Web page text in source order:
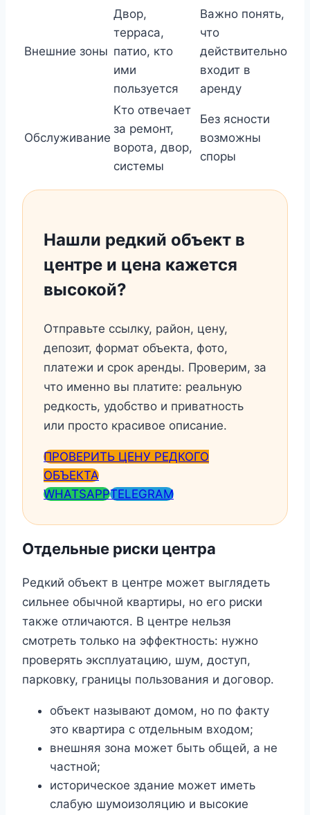
Внешние зоны
Двор,
терраса,
патио, кто
ими
пользуется
Важно понять,
что
действительно
входит в
аренду
Обслуживание
Кто отвечает
за ремонт,
ворота, двор,
системы
Без ясности
возможны
споры
Нашли редкий объект в
центре и цена кажется
высокой?
Отправьте ссылку, район, цену,
депозит, формат объекта, фото,
платежи и срок аренды. Проверим, за
что именно вы платите: реальную
редкость, удобство и приватность
или просто красивое описание.
ПРОВЕРИТЬ ЦЕНУ РЕДКОГО
ОБЪЕКТА
WHATSAPPTELEGRAM
Отдельные риски центра
Редкий объект в центре может выглядеть
сильнее обычной квартиры, но его риски
также отличаются. В центре нельзя
смотреть только на эффектность: нужно
проверять эксплуатацию, шум, доступ,
парковку, границы пользования и договор.
объект называют домом, но по факту
это квартира с отдельным входом;
внешняя зона может быть общей, а не
частной;
историческое здание может иметь
слабую шумоизоляцию и высокие